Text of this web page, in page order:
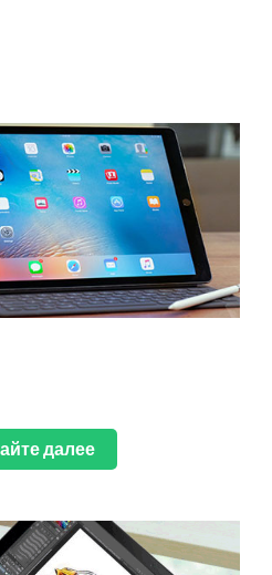
далее